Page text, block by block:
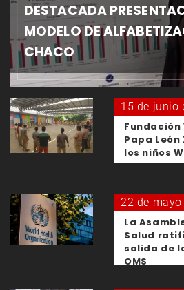
DESTACADA
MODELO DE
CHACO
15 de junio
Papa
los niños
22 de
La
Salud
salida de
OMS